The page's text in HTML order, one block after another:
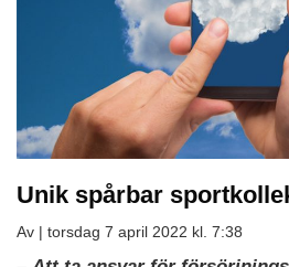
Unik spårbar
Av | torsdag 7 april 2022 kl. 7:38